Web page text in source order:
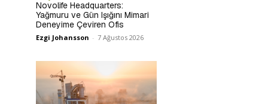
Novolife Headquarters:
Yağmuru ve Gün Işığını Mimari
Deneyime Çeviren Ofis
Ezgi Johansson - 7 Ağustos 2026